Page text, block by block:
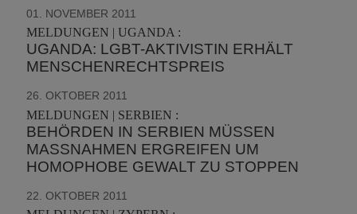
01. NOVEMBER 2011
MELDUNGEN | UGANDA :
UGANDA: LGBT-AKTIVISTIN ERHÄLT
MENSCHENRECHTSPREIS
26. OKTOBER 2011
MELDUNGEN | SERBIEN :
BEHÖRDEN IN SERBIEN MÜSSEN
MASSNAHMEN ERGREIFEN UM H
OMOPHOBE GEWALT ZU STOPPEN
22. OKTOBER 2011